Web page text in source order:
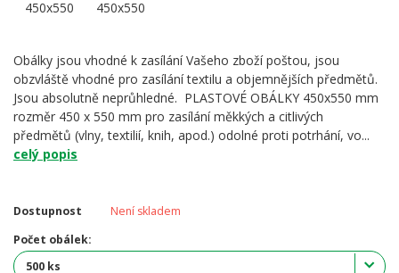
Obálky jsou vhodné k zasílání Vašeho zboží poštou, jsou
obzvláště vhodné pro zasílání textilu a objemnějších předmětů.
Jsou absolutně neprůhledné. PLASTOVÉ OBÁLKY 450x550 mm
rozměr 450 x 550 mm pro zasílání měkkých a citlivých
předmětů (vlny, textilií, knih, apod.) odolné proti potrhání, vo...
celý popis
Dostupnost
Není skladem
Počet obálek: